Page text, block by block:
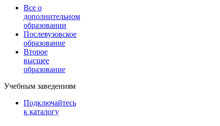
Все о
дополнительном
образовании
Послевузовское
образование
Второе
высшее
образование
Учебным заведениям
Подключайтесь
к каталогу